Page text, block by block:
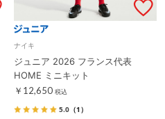
ナイキ
ジュニア 2026 フランス代表
HOME ミニキット
￥12,650 税込
5.0 （1）